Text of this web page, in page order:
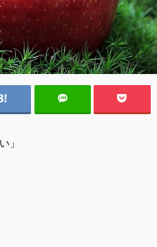
」